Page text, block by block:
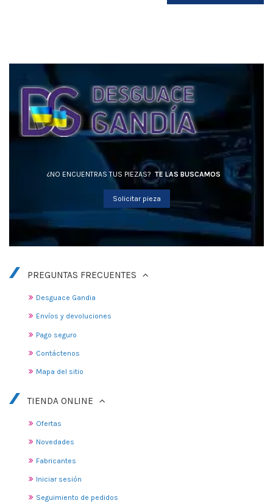
¿NO ENCUENTRAS TUS PIEZAS? TE LAS BUSCAMOS
Solicitar pieza
PREGUNTAS FRECUENTES
Desguace Gandia
Envíos y devoluciones
Pago seguro
Contáctenos
Mapa del sitio
TIENDA ONLINE
Ofertas
Novedades
Fabricantes
Iniciar sesión
Seguimiento de pedidos